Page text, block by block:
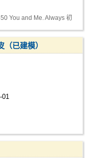
You and Me. Always 初
（已建模）
01